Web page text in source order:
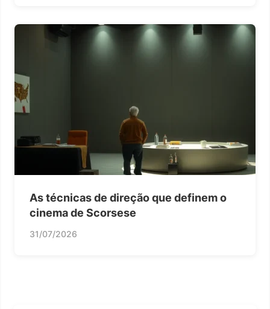
As técnicas de direção que definem o
cinema de Scorsese
31/07/2026